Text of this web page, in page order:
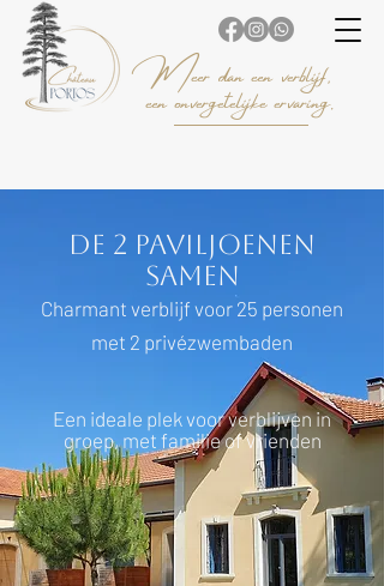
Meer dan een verblijf,
een onvergetelijke ervaring.
De 2 Paviljoenen
samen
Charmant verblijf voor 25 personen
met 2 privézwembaden
Een ideale plek voor verblijven in
groep, met familie of vrienden